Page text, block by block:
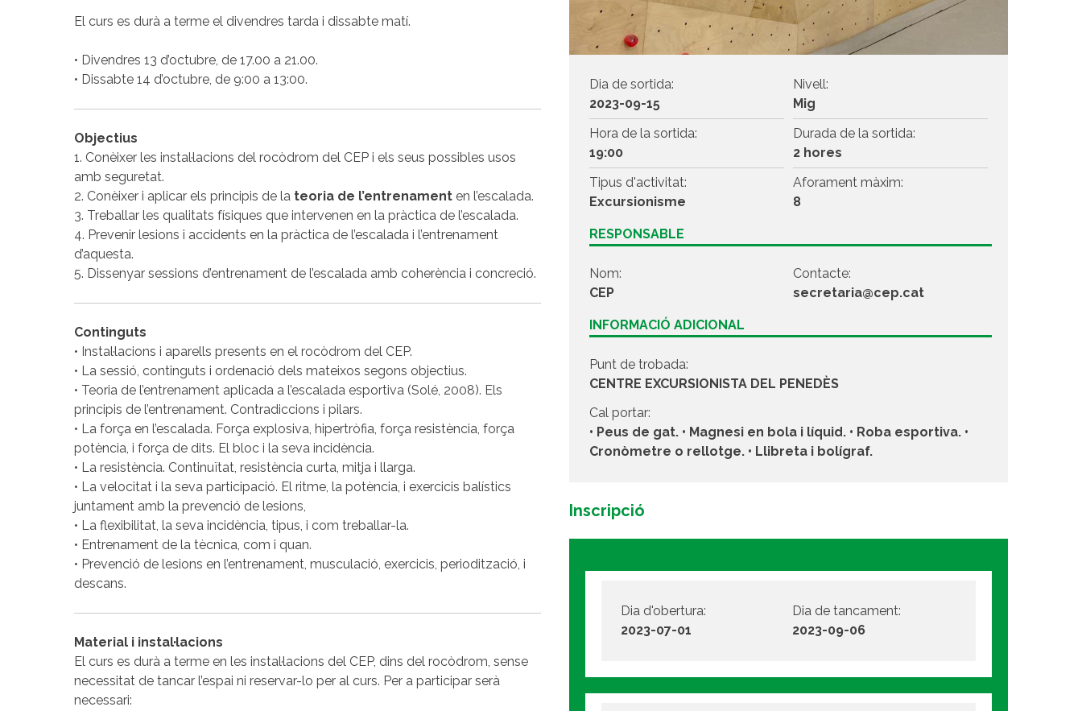
El curs es durà a terme el divendres tarda i dissabte matí.
• Divendres 13 d’octubre, de 17.00 a 21.00.
• Dissabte 14 d’octubre, de 9:00 a 13:00.
Objectius
1. Conèixer les instal·lacions del rocòdrom del CEP i els seus possibles usos
amb seguretat.
2. Conèixer i aplicar els principis de la teoria de l’entrenament en l’escalada.
3. Treballar les qualitats físiques que intervenen en la pràctica de l’escalada.
4. Prevenir lesions i accidents en la pràctica de l’escalada i l’entrenament
d’aquesta.
5. Dissenyar sessions d’entrenament de l’escalada amb coherència i concreció.
Continguts
• Instal·lacions i aparells presents en el rocòdrom del CEP.
• La sessió, continguts i ordenació dels mateixos segons objectius.
• Teoria de l’entrenament aplicada a l’escalada esportiva (Solé, 2008). Els
principis de l’entrenament. Contradiccions i pilars.
• La força en l’escalada. Força explosiva, hipertròfia, força resistència, força
potència, i força de dits. El bloc i la seva incidència.
• La resistència. Continuïtat, resistència curta, mitja i llarga.
• La velocitat i la seva participació. El ritme, la potència, i exercicis balístics
juntament amb la prevenció de lesions,
• La flexibilitat, la seva incidència, tipus, i com treballar-la.
• Entrenament de la tècnica, com i quan.
• Prevenció de lesions en l’entrenament, musculació, exercicis, periodització, i
descans.
Material i instal·lacions
El curs es durà a terme en les instal·lacions del CEP, dins del rocòdrom, sense
necessitat de tancar l’espai ni reservar-lo per al curs. Per a participar serà
necessari:
Dia de sortida:
2023-09-15
Nivell:
Mig
Hora de la sortida:
19:00
Durada de la sortida:
2 hores
Tipus d'activitat:
Excursionisme
Aforament màxim:
8
RESPONSABLE
Nom:
CEP
Contacte:
secretaria@cep.cat
INFORMACIÓ ADICIONAL
Punt de trobada:
CENTRE EXCURSIONISTA DEL PENEDÈS
Cal portar:
• Peus de gat. • Magnesi en bola i líquid. • Roba esportiva. •
Cronòmetre o rellotge. • Llibreta i bolígraf.
Inscripció
Dia d'obertura:
2023-07-01
Dia de tancament:
2023-09-06